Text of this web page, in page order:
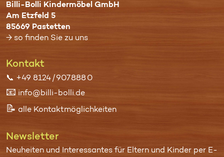
Billi-Bolli Kindermöbel GmbH
Am Etzfeld 5
85669 Pastetten
→ so finden Sie zu uns
Kontakt
📞 +49 8124 / 907 888 0
📧 info@billi-bolli.de
📝 alle Kontaktmöglichkeiten
Newsletter
Neuheiten und Interessantes für Eltern und Kinder per E-